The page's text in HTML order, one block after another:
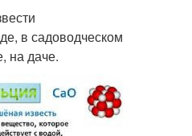
в садоводческом
на даче.